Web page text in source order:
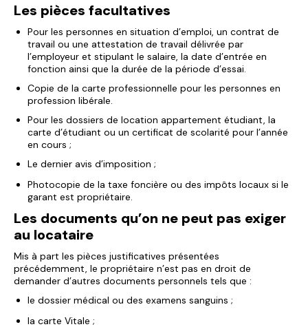
Les pièces facultatives
Pour les personnes en situation d’emploi, un contrat de
travail ou une attestation de travail délivrée par
l’employeur et stipulant le salaire, la date d’entrée en
fonction ainsi que la durée de la période d’essai.
Copie de la carte professionnelle pour les personnes en
profession libérale.
Pour les dossiers de location appartement étudiant, la
carte d’étudiant ou un certificat de scolarité pour l’année
en cours ;
Le dernier avis d’imposition ;
Photocopie de la taxe foncière ou des impôts locaux si le
garant est propriétaire.
Les documents qu’on ne peut pas exiger
au locataire
Mis à part les pièces justificatives présentées
précédemment, le propriétaire n’est pas en droit de
demander d’autres documents personnels tels que :
le dossier médical ou des examens sanguins ;
la carte Vitale ;